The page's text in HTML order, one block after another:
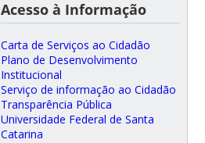
Acesso à Informação
Carta de Serviços ao Cidadão
Plano de Desenvolvimento
Institucional
Serviço de informação ao Cidadão
Transparência Pública
Universidade Federal de Santa
Catarina